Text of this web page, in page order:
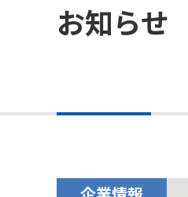
お知らせ